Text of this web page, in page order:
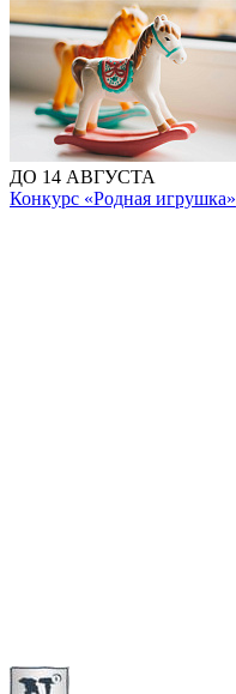
ДО 14 АВГУСТА
Конкурс «Родная игрушка»